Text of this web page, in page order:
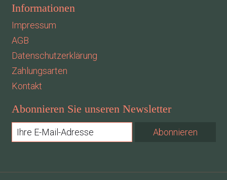
Informationen
Impressum
AGB
Datenschutzerklärung
Zahlungsarten
Kontakt
Abonnieren Sie unseren Newsletter
Abonnieren